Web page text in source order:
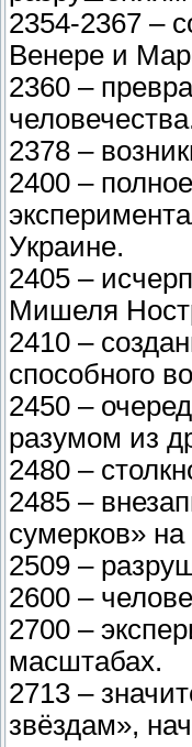
2354-2367 –
Венере и
2360 –
2378 –
2400 –
Украине.
2405 –
Мишеля
2410 –
способного
2450 –
разумом из
2480 –
2485 –
сумерков»
2509 –
2600 –
2700 –
масштабах.
2713 –
звёздам»,